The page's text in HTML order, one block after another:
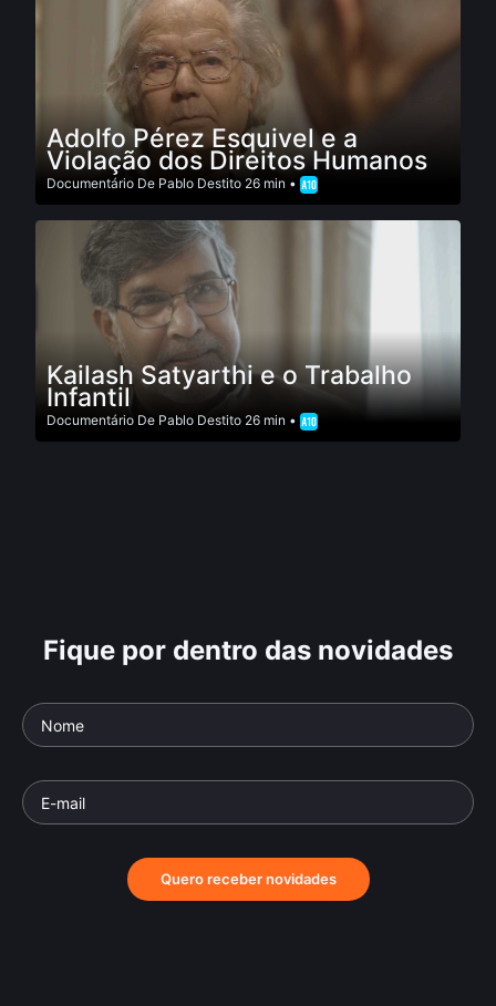
Adolfo Pérez Esquivel e a
Violação dos Direitos Humanos
Documentário De Pablo Destito 26 min •
Kailash Satyarthi e o Trabalho
Infantil
Documentário De Pablo Destito 26 min •
Fique por dentro das novidades
Quero receber novidades